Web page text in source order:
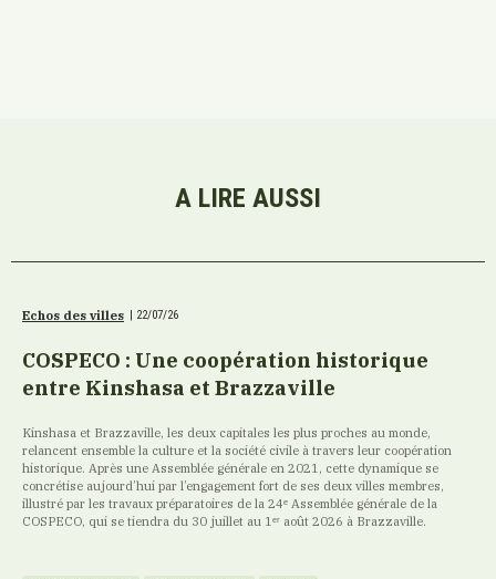
A LIRE AUSSI
Echos des villes 22/07/26
COSPECO : Une coopération historique
entre Kinshasa et Brazzaville
Kinshasa et Brazzaville, les deux capitales les plus proches au monde,
relancent ensemble la culture et la société civile à travers leur coopération
historique. Après une Assemblée générale en 2021, cette dynamique se
concrétise aujourd’hui par l’engagement fort de ses deux villes membres,
illustré par les travaux préparatoires de la 24ᵉ Assemblée générale de la
COSPECO, qui se tiendra du 30 juillet au 1ᵉʳ août 2026 à Brazzaville.